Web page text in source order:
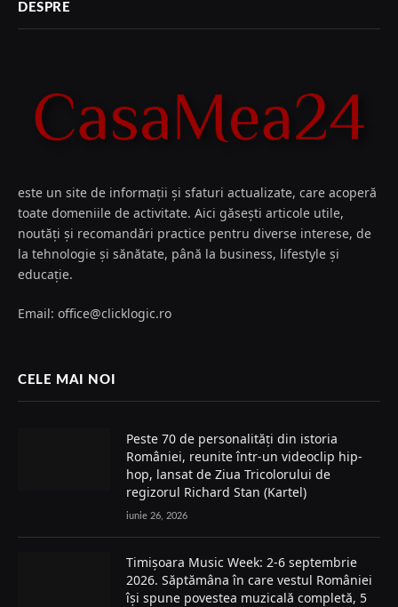
DESPRE
este un site de informații și sfaturi actualizate, care acoperă
toate domeniile de activitate. Aici găsești articole utile,
noutăți și recomandări practice pentru diverse interese, de
la tehnologie și sănătate, până la business, lifestyle și
educație.
Email: office@clicklogic.ro
CELE MAI NOI
Peste 70 de personalități din istoria
României, reunite într-un videoclip hip-
hop, lansat de Ziua Tricolorului de
regizorul Richard Stan (Kartel)
iunie 26, 2026
Timișoara Music Week: 2-6 septembrie
2026. Săptămâna în care vestul României
își spune povestea muzicală completă, 5